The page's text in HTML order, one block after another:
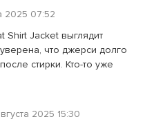
2025 07:52
Shirt Jacket выглядит
что джерси долго
стирки. Кто-то уже
2025 15:30